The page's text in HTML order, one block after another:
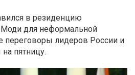
в резиденцию
для неформальной
переговоры лидеров России и
пятницу.